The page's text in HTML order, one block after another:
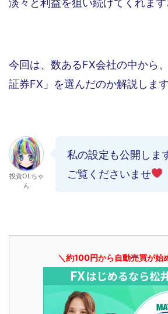
今回は、数あるFX会社の中から
証券FX」を選んだのか解説します
投資OLちゃ
ん
私の設定も公開しま
ご覧くださいませ
＼約100円から自動売買が始